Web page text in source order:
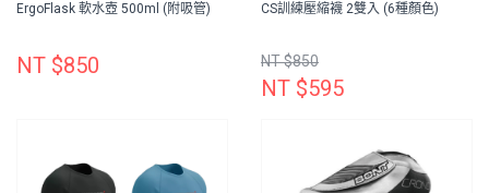
ErgoFlask 軟水壺 500ml (附吸管)
NT $850
CS訓練壓縮襪 2雙入 (6種顏色)
NT $850
NT $595